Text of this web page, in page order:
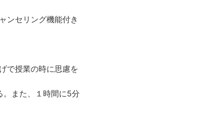
ンセリング機能付き
で授業の時に思慮を
。また、１時間に5分